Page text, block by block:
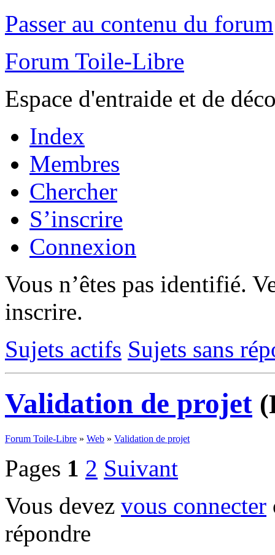
Passer au contenu du forum
Forum Toile-Libre
Espace d'entraide et de
Index
Membres
Chercher
S’inscrire
Connexion
Vous n’êtes pas identifié.
inscrire.
Sujets actifs Sujets sans
Validation de projet
Forum Toile-Libre » Web » Validation de projet
Pages 1 2 Suivant
Vous devez vous connecter
répondre